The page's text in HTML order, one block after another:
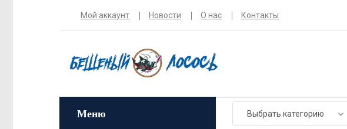
Мой аккаунт Новости О нас Контакты
Меню